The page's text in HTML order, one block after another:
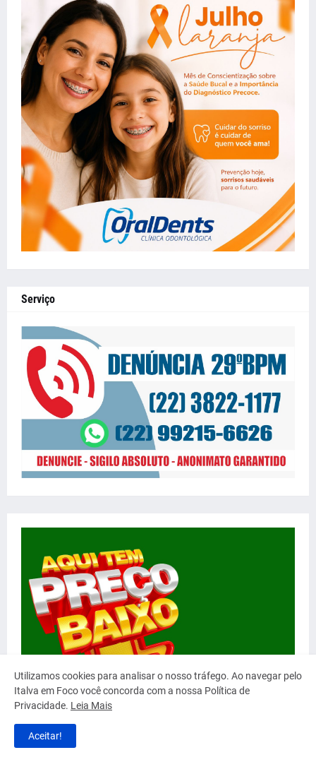
Serviço
Utilizamos cookies para analisar o nosso tráfego. Ao navegar pelo
Italva em Foco você concorda com a nossa Política de
Privacidade. Leia Mais
Aceitar!